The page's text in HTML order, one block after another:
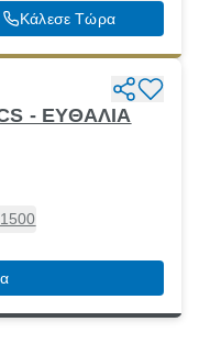
Λάρισα, 40200
Κάλεσε Τώρα
- ΕΥΘΑΛΙΑ